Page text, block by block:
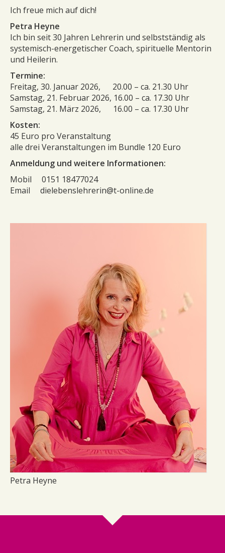
Ich freue mich auf dich!
Petra Heyne
Ich bin seit 30 Jahren Lehrerin und selbstständig als
systemisch-energetischer Coach, spirituelle Mentorin
und Heilerin.
Termine:
Freitag, 30. Januar 2026, 20.00 – ca. 21.30 Uhr
Samstag, 21. Februar 2026, 16.00 – ca. 17.30 Uhr
Samstag, 21. März 2026, 16.00 – ca. 17.30 Uhr
Kosten:
45 Euro pro Veranstaltung
alle drei Veranstaltungen im Bundle 120 Euro
Anmeldung und weitere Informationen:
Mobil 0151 18477024
Email dielebenslehrerin@t-online.de
Petra Heyne